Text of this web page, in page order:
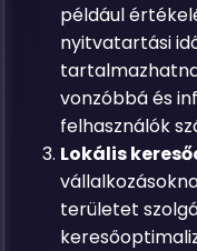
például
nyitvatartási
vonzóbbá és
felhasználók
Lokális
területet